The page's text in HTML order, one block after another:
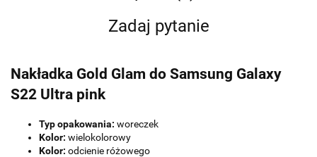
Zadaj pytanie
Nakładka Gold Glam do Samsung Galaxy
S22 Ultra pink
Typ opakowania: woreczek
Kolor: wielokolorowy
Kolor: odcienie różowego